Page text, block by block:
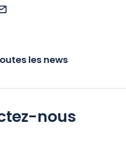
les news
nous